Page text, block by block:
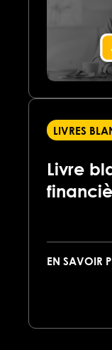
LIVRES
Livre
EN SAVOIR